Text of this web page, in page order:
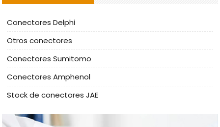
Conectores Delphi
Otros conectores
Conectores Sumitomo
Conectores Amphenol
Stock de conectores JAE